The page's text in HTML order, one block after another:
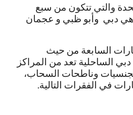
والتي تتكون من سبع
دبي وأبو ظبي و عجمان
السابعة من حيث
الساحلية تعد من المراكز
الجنسيات وناطحات السحاب،
في الفقرات التالية.